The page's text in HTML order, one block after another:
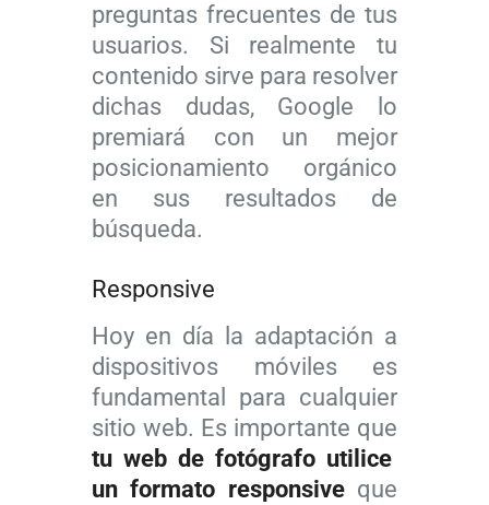
preguntas frecuentes de tus
usuarios. Si realmente tu
contenido sirve para resolver
dichas dudas, Google lo
premiará con un mejor
posicionamiento orgánico
en sus resultados de
búsqueda.
Responsive
Hoy en día la adaptación a
dispositivos móviles es
fundamental para cualquier
sitio web. Es importante que
tu web de fotógrafo utilice
un formato responsiveque